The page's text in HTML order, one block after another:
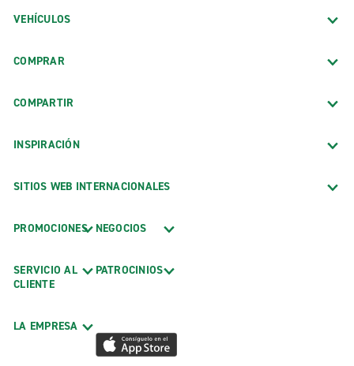
VEHÍCULOS
COMPRAR
COMPARTIR
INSPIRACIÓN
SITIOS WEB INTERNACIONALES
PROMOCIONES
SERVICIO AL
CLIENTE
LA EMPRESA
NEGOCIOS
PATROCINIOS